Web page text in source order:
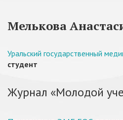
Мелькова
Уральский государственный
студент
Журнал «Молодой